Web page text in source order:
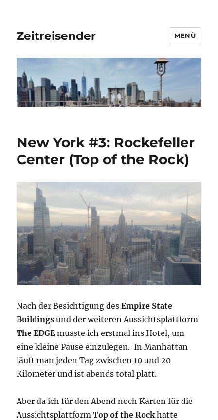
Zeitreisender MENÜ
New York #3: Rockefeller
Center (Top of the Rock)
Nach der Besichtigung desEmpire State
Buildings und der weiteren Aussichtsplattform
The EDGEmusste ich erstmal ins Hotel, um
eine kleine Pause einzulegen. In Manhattan
läuft man jeden Tag zwischen 10 und 20
Kilometer und ist abends total platt.
Aber da ich für den Abend noch Karten für die
AussichtsplattformTop of the Rock hatte